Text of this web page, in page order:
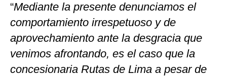
“Mediante la presente denunciamos el
comportamiento irrespetuoso y de
aprovechamiento ante la desgracia que
venimos afrontando, es el caso que la
concesionaria Rutas de Lima a pesar de